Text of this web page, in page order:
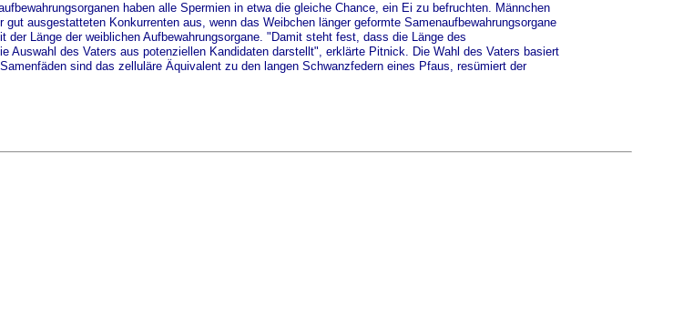
haben alle Spermien in etwa die gleiche Chance, ein Ei zu befruchten. Männchen
ausgestatteten Konkurrenten aus, wenn das Weibchen länger geformte Samenaufbewahrungsorgane
der Länge der weiblichen Aufbewahrungsorgane. "Damit steht fest, dass die Länge des
Auswahl des Vaters aus potenziellen Kandidaten darstellt", erklärte Pitnick. Die Wahl des Vaters basiert
sind das zelluläre Äquivalent zu den langen Schwanzfedern eines Pfaus, resümiert der